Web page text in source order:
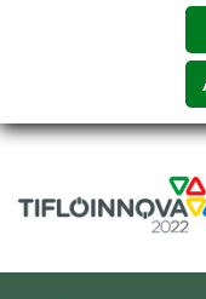
Salto
contenido